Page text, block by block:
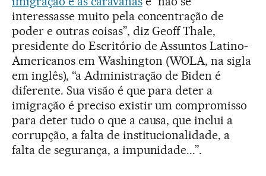
interessasse muito pela concentração de
poder e outras coisas”, diz Geoff Thale,
presidente do Escritório de Assuntos Latino-
Americanos em Washington (WOLA, na sigla
em inglês), “a Administração de Biden é
diferente. Sua visão é que para deter a
imigração é preciso existir um compromisso
para deter tudo o que a causa, que inclui a
corrupção, a falta de institucionalidade, a
falta de segurança, a impunidade...”.